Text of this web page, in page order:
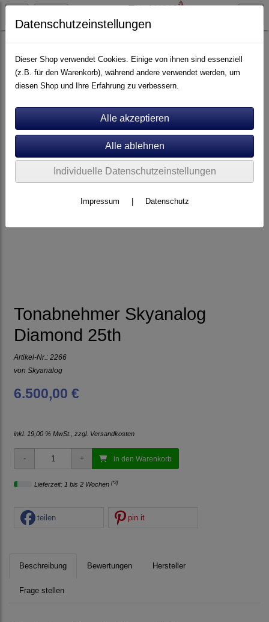
Tonabnehmer MC
Tonabnehmer Skyanalog
Diamond 25th
Artikel-Nr.: 2266
von Skyanalog
6.500,00 €
inkl. 19,00 % MwSt., zzgl. Versandkosten
in den Warenkorb
Lieferzeit: 1 bis 2 Wochen [*2]
teilen pin it
Beschreibung Bewertungen Hersteller
Frage stellen
Datenschutzeinstellungen
Dieser Shop verwendet Cookies. Einige von ihnen sind essenziell
(z.B. für den Warenkorb), während andere verwendet werden, um
diesen Shop und Ihre Erfahrung zu verbessern.
Individuelle Datenschutzeinstellungen
Impressum Datenschutz